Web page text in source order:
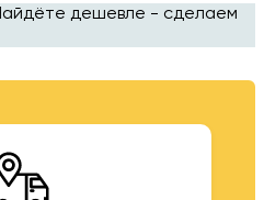
дешевле - сделаем